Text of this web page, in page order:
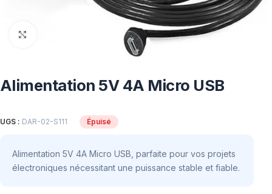
Alimentation 5V 4A Micro USB
UGS : DAR-02-S111 Épuisé
Alimentation 5V 4A Micro USB, parfaite pour vos projets
électroniques nécessitant une puissance stable et fiable.